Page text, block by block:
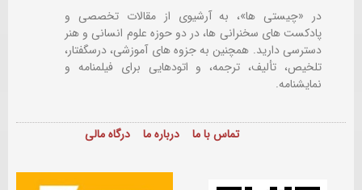
در «چیستی ها»، به آرشیوی از مقالات تخصصی و
پادکست های سخنرانی ها، در دو حوزه علوم انسانی و هنر
دسترسی دارید. همچنین به جزوه های آموزشی، درسگفتار،
تلخیص، تألیف، ترجمه، و اتودهایی برایفیلمنامه و
نمایشنامه.
تماس با ما درباره ما درگاه مالی